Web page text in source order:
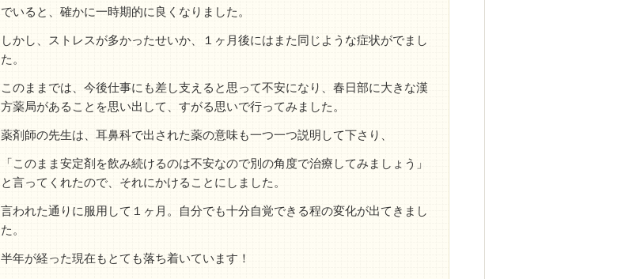
でいると、確かに一時期的に良くなりました。
しかし、ストレスが多かったせいか、１ヶ月後にはまた同じような症状がでまし
た。
このままでは、今後仕事にも差し支えると思って不安になり、春日部に大きな漢
方薬局があることを思い出して、すがる思いで行ってみました。
薬剤師の先生は、耳鼻科で出された薬の意味も一つ一つ説明して下さり、
「このまま安定剤を飲み続けるのは不安なので別の角度で治療してみましょう」
と言ってくれたので、それにかけることにしました。
言われた通りに服用して１ヶ月。自分でも十分自覚できる程の変化が出てきまし
た。
半年が経った現在もとても落ち着いています！